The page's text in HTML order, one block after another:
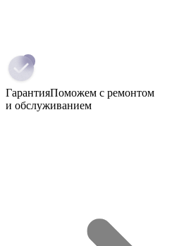
ГарантияПоможем с ремонтом
и обслуживанием